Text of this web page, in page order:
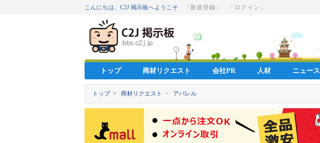
こんにちは、C2J 掲示板へようこそ 「新規登録」 「ログイン」
トップ 商材リクエスト 会社PR 人材 ニュース
トップ > 商材リクエスト > アパレル